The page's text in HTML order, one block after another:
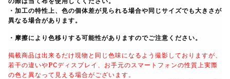
・加工の特性上、色の個体差が見られる場合や同じサイズでも大きさが
異なる場合があります。
・摩擦により色移りする可能性がありますのでご注意ください。
掲載商品は出来るだけ現物と同じ色味になるよう撮影しておりますが、
若干の違いやPCディスプレイ、お手元のスマートフォンの性質上実際
の色と異なって見える場合がございます。